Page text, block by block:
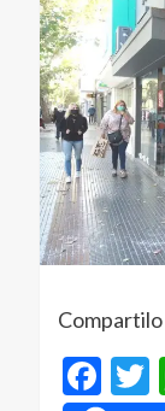
Compartilo